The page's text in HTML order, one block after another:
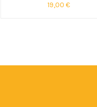
19,00 €